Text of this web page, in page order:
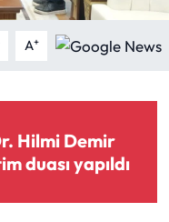
A+
Hilmi Demir
duası yapıldı